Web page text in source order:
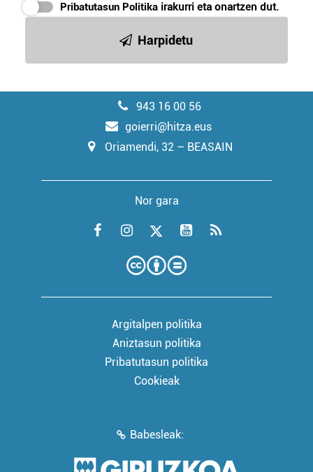
Pribatutasun Politika irakurri eta onartzen dut.
Harpidetu
943 16 00 56
goierri@hitza.eus
Oriamendi, 32 – BEASAIN
Nor gara
Argitalpen politika
Aniztasun politika
Pribatutasun politika
Cookieak
Babesleak: